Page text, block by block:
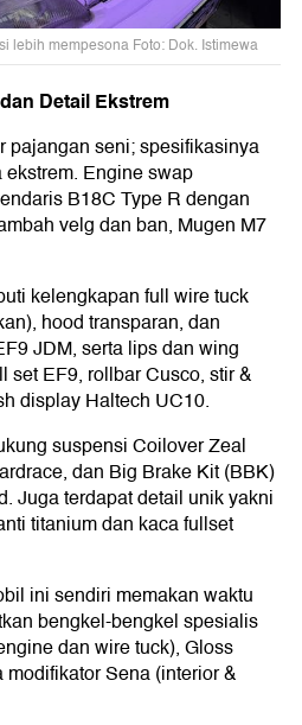
lebih mempesona Foto: Dok. Istimewa
Detail Ekstrem
pajangan seni; spesifikasinya
Engine swap
B18C Type R dengan
velg dan ban, Mugen M7
kelengkapan full wire tuck
hood transparan, dan
JDM, serta lips dan wing
set EF9, rollbar Cusco, stir &
display Haltech UC10.
suspensi Coilover Zeal
dan Big Brake Kit (BBK)
Juga terdapat detail unik yakni
titanium dan kaca fullset
ini sendiri memakan waktu
bengkel-bengkel spesialis
dan wire tuck), Gloss
Sena (interior &